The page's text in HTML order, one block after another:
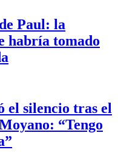
Paul: la
habría tomado
el silencio tras el
“Tengo